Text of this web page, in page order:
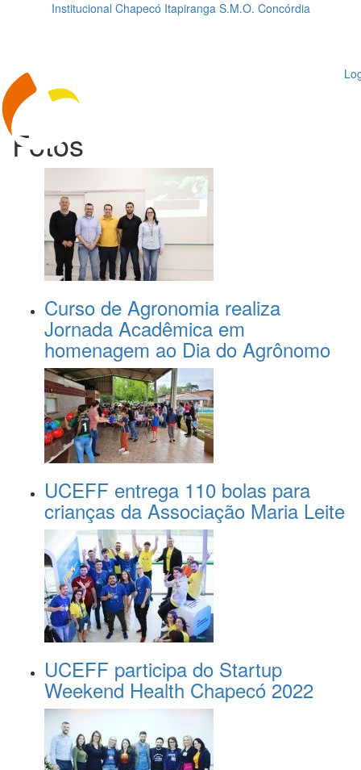
Institucional Chapecó Itapiranga S.M.O. Concórdia
Fotos
Curso de Agronomia realiza
Jornada Acadêmica em
homenagem ao Dia do Agrônomo
UCEFF entrega 110 bolas para
crianças da Associação Maria Leite
UCEFF participa do Startup
Weekend Health Chapecó 2022